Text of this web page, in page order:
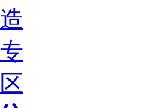
造
专
区